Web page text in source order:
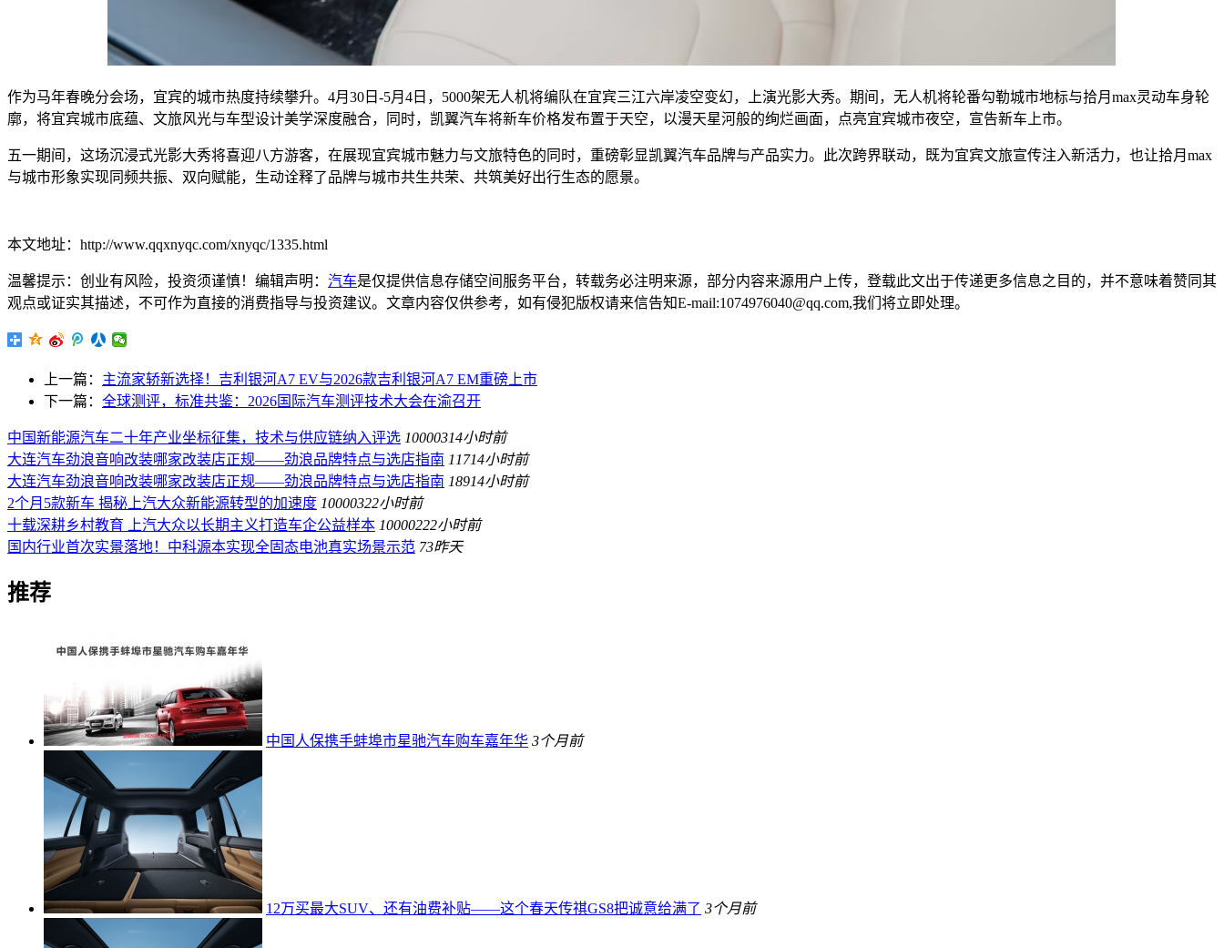
作为马年春晚分会场，宜宾的城市热度持续攀升。4月30日-5月4日，5000架无人机将编队在宜宾三江六岸凌空变幻，上演光影大秀。期间，无人机将轮番勾勒城市地标与拾月max灵动车身轮
廓，将宜宾城市底蕴、文旅风光与车型设计美学深度融合，同时，凯翼汽车将新车价格发布置于天空，以漫天星河般的绚烂画面，点亮宜宾城市夜空，宣告新车上市。
五一期间，这场沉浸式光影大秀将喜迎八方游客，在展现宜宾城市魅力与文旅特色的同时，重磅彰显凯翼汽车品牌与产品实力。此次跨界联动，既为宜宾文旅宣传注入新活力，也让拾月max
与城市形象实现同频共振、双向赋能，生动诠释了品牌与城市共生共荣、共筑美好出行生态的愿景。
本文地址：http://www.qqxnyqc.com/xnyqc/1335.html
温馨提示：创业有风险，投资须谨慎！编辑声明： 汽车是仅提供信息存储空间服务平台，转载务必注明来源，部分内容来源用户上传，登载此文出于传递更多信息之目的，并不意味着赞同其
观点或证实其描述，不可作为直接的消费指导与投资建议。文章内容仅供参考，如有侵犯版权请来信告知E-mail:1074976040@qq.com,我们将立即处理。
上一篇： 主流家轿新选择！吉利银河A7 EV与2026款吉利银河A7 EM重磅上市
下一篇： 全球测评，标准共鉴：2026国际汽车测评技术大会在渝召开
中国新能源汽车二十年产业坐标征集，技术与供应链纳入评选 10000314小时前
大连汽车劲浪音响改装哪家改装店正规——劲浪品牌特点与选店指南 11714小时前
大连汽车劲浪音响改装哪家改装店正规——劲浪品牌特点与选店指南 18914小时前
2个月5款新车 揭秘上汽大众新能源转型的加速度 10000322小时前
十载深耕乡村教育 上汽大众以长期主义打造车企公益样本 10000222小时前
国内行业首次实景落地！中科源本实现全固态电池真实场景示范 73昨天
推荐
中国人保携手蚌埠市星驰汽车购车嘉年华 3个月前
12万买最大SUV、还有油费补贴——这个春天传祺GS8把诚意给满了 3个月前